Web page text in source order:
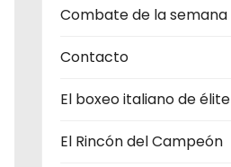
Combate de la semana
Contacto
El boxeo italiano de élite
El Rincón del Campeón